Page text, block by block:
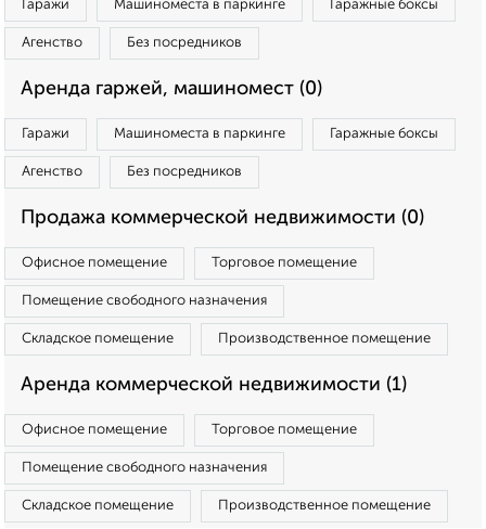
Гаражи Машиноместа в паркинге Гаражные боксы
Агенство Без посредников
Аренда гаржей, машиномест (0)
Гаражи Машиноместа в паркинге Гаражные боксы
Агенство Без посредников
Продажа коммерческой недвижимости (0)
Офисное помещение Торговое помещение
Помещение свободного назначения
Складское помещение Производственное помещение
Аренда коммерческой недвижимости (1)
Офисное помещение Торговое помещение
Помещение свободного назначения
Складское помещение Производственное помещение